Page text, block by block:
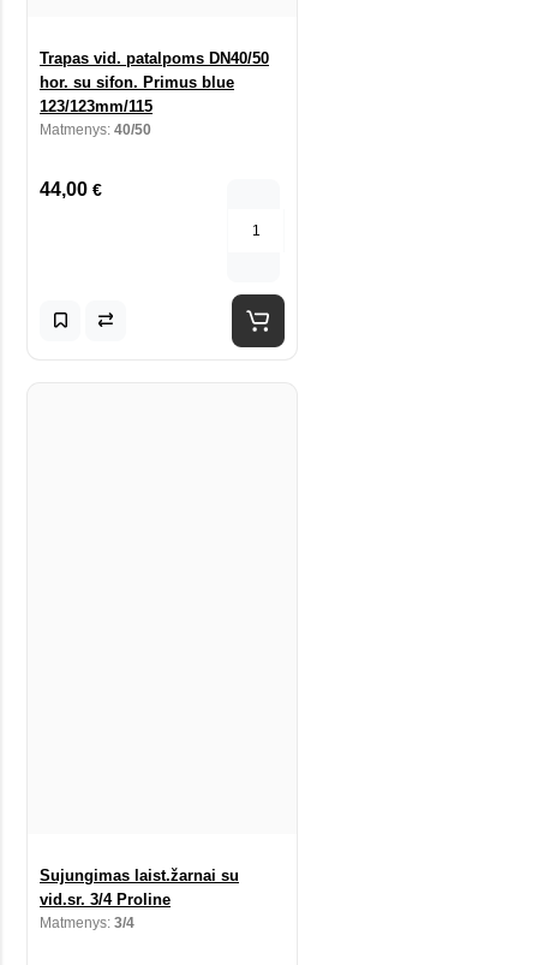
Trapas vid. patalpoms DN40/50
hor. su sifon. Primus blue
123/123mm/115
Matmenys: 40/50
44,00 €
Sujungimas laist.žarnai su
vid.sr. 3/4 Proline
Matmenys: 3/4